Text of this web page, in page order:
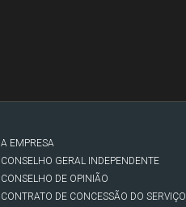
A EMPRESA
CONSELHO GERAL INDEPENDENTE
CONSELHO DE OPINIÃO
CONTRATO DE CONCESSÃO DO SERVIÇO